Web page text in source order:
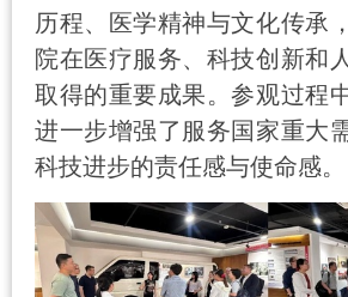
历程、医学精神与文化传承
院在医疗服务、科技创新和
取得的重要成果。参观过程
进一步增强了服务国家重大
科技进步的责任感与使命感。